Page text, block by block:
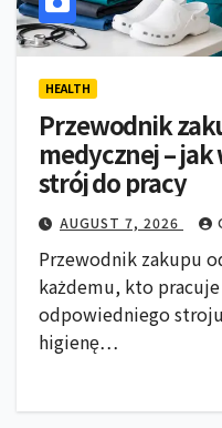
HEALTH
Przewodnik
medycznej –
strój do pracy
AUGUST 7, 2026
Przewodnik zakupu
każdemu, kto
odpowiedniego
higienę…